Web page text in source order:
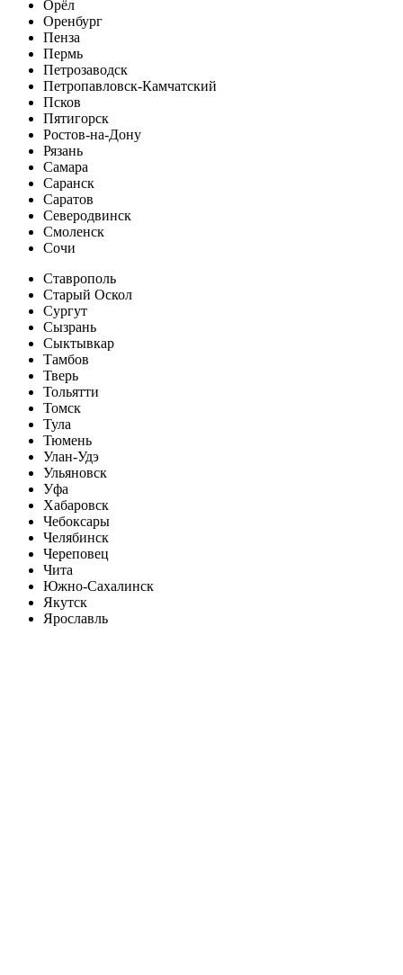
Орёл
Оренбург
Пенза
Пермь
Петрозаводск
Петропавловск-Камчатский
Псков
Пятигорск
Ростов-на-Дону
Рязань
Самара
Саранск
Саратов
Северодвинск
Смоленск
Сочи
Ставрополь
Старый Оскол
Сургут
Сызрань
Сыктывкар
Тамбов
Тверь
Тольятти
Томск
Тула
Тюмень
Улан-Удэ
Ульяновск
Уфа
Хабаровск
Чебоксары
Челябинск
Череповец
Чита
Южно-Сахалинск
Якутск
Ярославль